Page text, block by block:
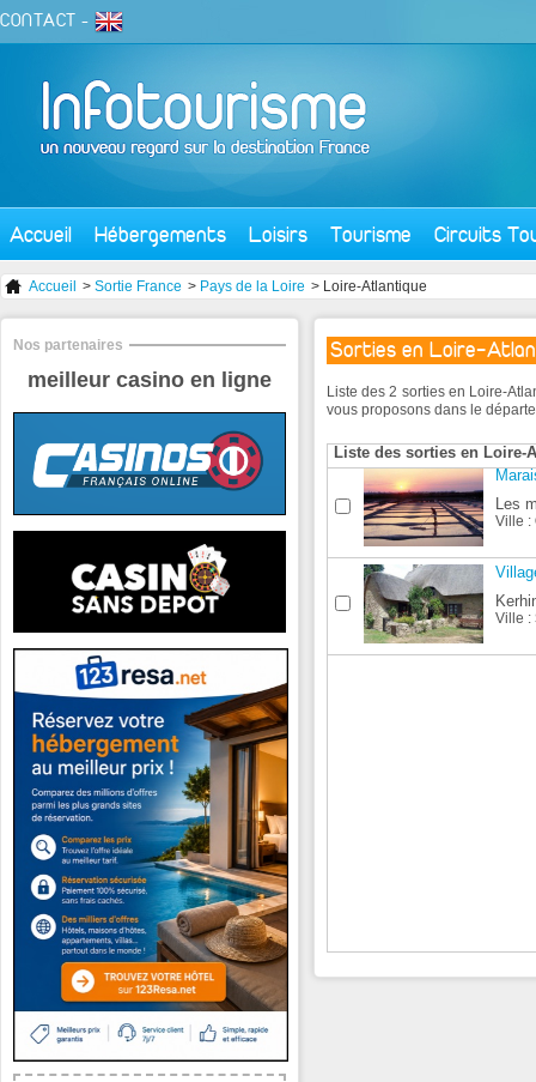
CONTACT -
Accueil Hébergements Loisirs Tourisme Circuits
Accueil > Sortie France > Pays de la Loire > Loire-Atlantique
Sorties en Loire-
Liste des 2 sorties en Loire-
vous proposons dans le
Liste des sorties en Loire-
Les
Ville :
Ville :
Nos partenaires
meilleur casino en ligne